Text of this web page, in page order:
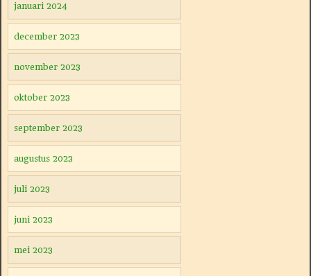
januari 2024
december 2023
november 2023
oktober 2023
september 2023
augustus 2023
juli 2023
juni 2023
mei 2023